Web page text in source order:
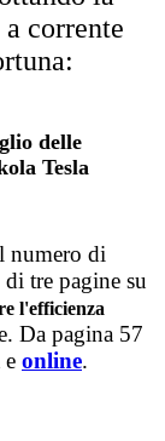
corrente
delle
Tesla
numero di
tre pagine su
l'efficienza
Da pagina 57
online.